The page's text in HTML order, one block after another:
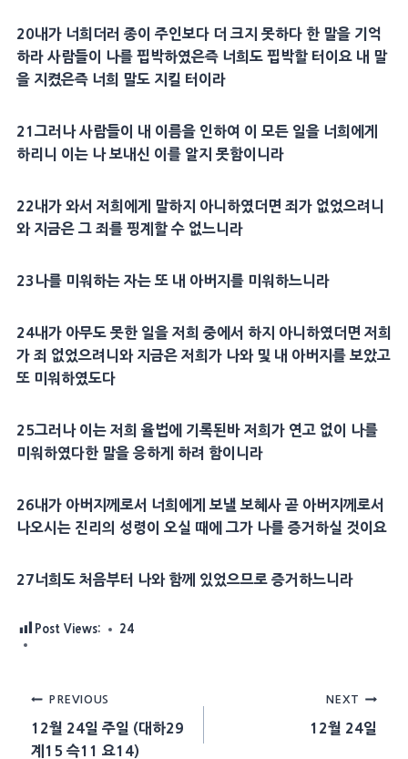
20내가 너희더러 종이 주인보다 더 크지 못하다 한 말을 기억
하라 사람들이 나를 핍박하였은즉 너희도 핍박할 터이요 내 말
을 지켰은즉 너희 말도 지킬 터이라
21 그러나 사람들이 내 이름을 인하여 이 모든 일을 너희에게
하리니 이는 나 보내신 이를 알지 못함이니라
22내가 와서 저희에게 말하지 아니하였더면 죄가 없었으려니
와 지금은 그 죄를 핑계할 수 없느니라
23나를 미워하는 자는 또 내 아버지 를 미워하느니라
24내가 아무도 못한 일을 저희 중에서 하지 아니하였더면 저희
가 죄 없었으려니와 지금은 저희가 나와 및 내 아버지 를 보았고
또 미워하였도다
25그러나 이는 저희 율법에 기록된바 저희가 연고 없이 나를
미워하였다한 말을 응하게 하려 함이니라
26내가 아버지께로서 너희에게 보낼 보혜사곧 아버지께로서
나오시는 진리 의 성령이 오실 때에 그가 나를 증거하실 것이요
27너희도 처음부터 나와 함께 있었으므로 증거하느니라
Post Views: 24
Post
navigation
PREVIOUS
12월 24일 주일 (대하29
계15 슥11 요14)
NEXT
12월 24일